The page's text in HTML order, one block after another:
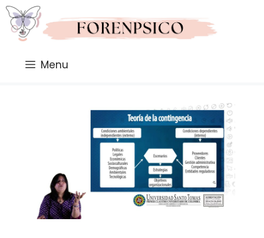
Saltar
al
contenido
Menu